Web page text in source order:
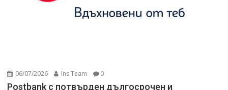
06/07/2026 Ins Team 0
Postbank с потвърден дългосрочен и